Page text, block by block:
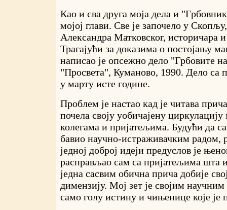
Као и сва друга моја дела и
мојој глави. Све је започело у
Александра Матковског,
Трагајући за доказима о постојању
написао је опсежно дело "Грбовите
"Просвета", Куманово, 1990. Дело са
у марту исте године.
Проблем је настао кад је читава
почела своју уобичајену
колегама и пријатељима. Будући да
бавио научно-истраживачким радом,
једној доброј идеји предуслов је
расправљао сам са пријатељима шта
једна сасвим обична прича добије
димензију. Мој зет је својим
само голу истину и чињенице које је